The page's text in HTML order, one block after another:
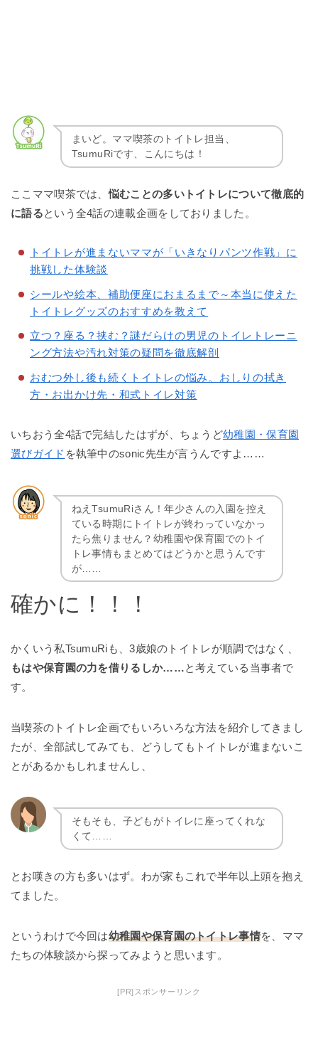
まいど。ママ喫茶のトイトレ担当、
TsumuRiです、こんにちは！
ここママ喫茶では、悩むことの多いトイトレについて徹底的
に語るという全4話の連載企画をしておりました。
トイトレが進まないママが「いきなりパンツ作戦」に
挑戦した体験談
シールや絵本、補助便座におまるまで～本当に使えた
トイトレグッズのおすすめを教えて
立つ？座る？挟む？謎だらけの男児のトイレトレーニ
ング方法や汚れ対策の疑問を徹底解剖
おむつ外し後も続くトイトレの悩み。おしりの拭き
方・お出かけ先・和式トイレ対策
いちおう全4話で完結したはずが、ちょうど幼稚園・保育園
選びガイド を執筆中のsonic先生が言うんですよ……
ねえTsumuRiさん！年少さんの入園を控え
ている時期にトイトレが終わっていなかっ
たら焦りません？幼稚園や保育園でのトイ
トレ事情もまとめてはどうかと思うんです
が……
確かに！！！
かくいう私TsumuRiも、3歳娘のトイトレが順調ではなく、
もはや保育園の力を借りるしか……と考えている当事者で
す。
当喫茶のトイトレ企画でもいろいろな方法を紹介してきまし
たが、全部試してみても、どうしてもトイトレが進まないこ
とがあるかもしれませんし、
そもそも、子どもがトイレに座ってくれな
くて……
とお嘆きの方も多いはず。わが家もこれで半年以上頭を抱え
てました。
というわけで今回は幼稚園や保育園のトイトレ事情を、ママ
たちの体験談から探ってみようと思います。
[PR]スポンサーリンク